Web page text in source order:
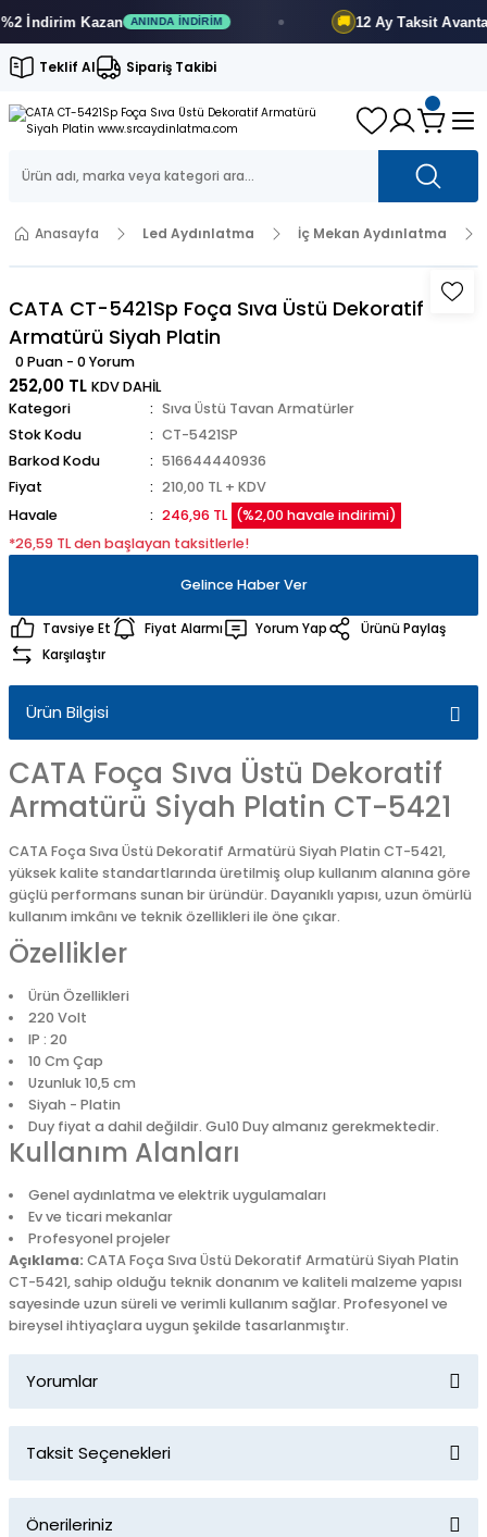
İndirimKazan ANINDA İNDIRIM 12 Ay Taksit Avantajı
Teklif Al Sipariş Takibi
Anasayfa Led Aydınlatma İç Mekan Aydınlatma
CATA CT-5421Sp Foça Sıva Üstü Dekoratif
Armatürü Siyah Platin
0 Puan - 0 Yorum
252,00 TL KDV DAHİL
Kategori
Sıva Üstü Tavan Armatürler
Stok Kodu
CT-5421SP
Barkod Kodu
516644440936
Fiyat
210,00 TL + KDV
Havale
246,96 TL (%2,00 havale indirimi)
*26,59 TL den başlayan taksitlerle!
Gelince Haber Ver
Tavsiye Et Fiyat Alarmı Yorum Yap
Ürünü Paylaş
Karşılaştır
Ürün Bilgisi
CATA Foça Sıva Üstü Dekoratif
Armatürü Siyah Platin CT-5421
CATA Foça Sıva Üstü Dekoratif Armatürü Siyah Platin CT-5421,
yüksek kalite standartlarında üretilmiş olup kullanım alanına göre
güçlü performans sunan bir üründür. Dayanıklı yapısı, uzun ömürlü
kullanım imkânı ve teknik özellikleri ile öne çıkar.
Özellikler
Ürün Özellikleri
220 Volt
IP : 20
10 Cm Çap
Uzunluk 10,5 cm
Siyah - Platin
Duy fiyat a dahil değildir. Gu10 Duy almanız gerekmektedir.
Kullanım Alanları
Genel aydınlatma ve elektrik uygulamaları
Ev ve ticari mekanlar
Profesyonel projeler
Açıklama: CATA Foça Sıva Üstü Dekoratif Armatürü Siyah Platin
CT-5421, sahip olduğu teknik donanım ve kaliteli malzeme yapısı
sayesinde uzun süreli ve verimli kullanım sağlar. Profesyonel ve
bireysel ihtiyaçlara uygun şekilde tasarlanmıştır.
Yorumlar
Taksit Seçenekleri
Önerileriniz